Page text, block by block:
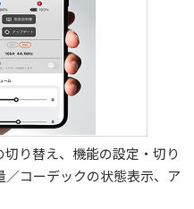
り替え、機能の設定・切り
コーデックの状態表示、ア